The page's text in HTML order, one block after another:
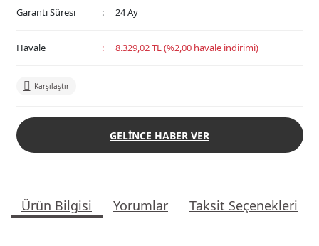
Garanti Süresi 24 Ay
Havale 8.329,02 TL (%2,00 havale indirimi)
Karşılaştır
GELİNCE HABER VER
Ürün Bilgisi Yorumlar Taksit Seçenekleri